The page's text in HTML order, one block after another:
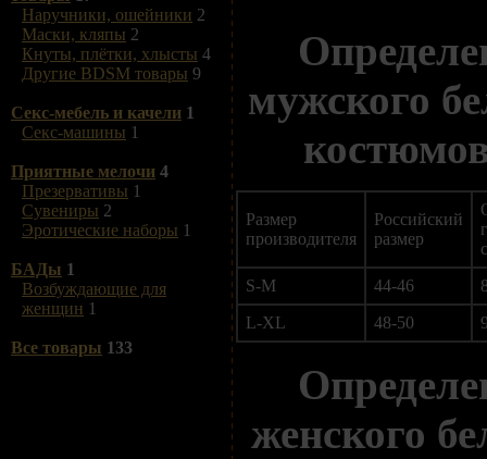
Наручники, ошейники 2
Маски, кляпы 2
Кнуты, плётки, хлысты 4
Другие BDSM товары 9
Секс-мебель и качели 1
Секс-машины 1
Приятные мелочи 4
Презервативы 1
Сувениры 2
Эротические наборы 1
БАДы 1
Возбуждающие для
женщин 1
Все товары 133
мужского
Размер
производителя
Российский
размер
S-M
44-46
L-XL
48-50
женского